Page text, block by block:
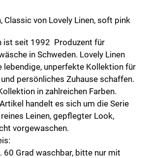
Classic von Lovely Linen, soft pink
ist seit 1992 Produzent für
in Schweden. Lovely Linen
lebendige, unperfekte Kollektion für
persönliches Zuhause schaffen.
in zahlreichen Farben.
handelt es sich um die Serie
reines Leinen, gepflegter Look,
vorgewaschen.
60 Grad waschbar, bitte nur mit